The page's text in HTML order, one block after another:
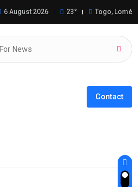
de
6 August 2026 23° Togo, Lomé
Contact